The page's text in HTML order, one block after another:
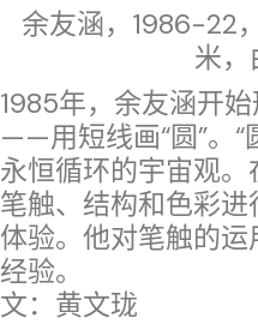
余友涵，1986-22
米，
1985年，余友涵开
——用短线画“圆”。“
永恒循环的宇宙观。
笔触、结构和色彩
体验。他对笔触的
经验。
文：黄文珑